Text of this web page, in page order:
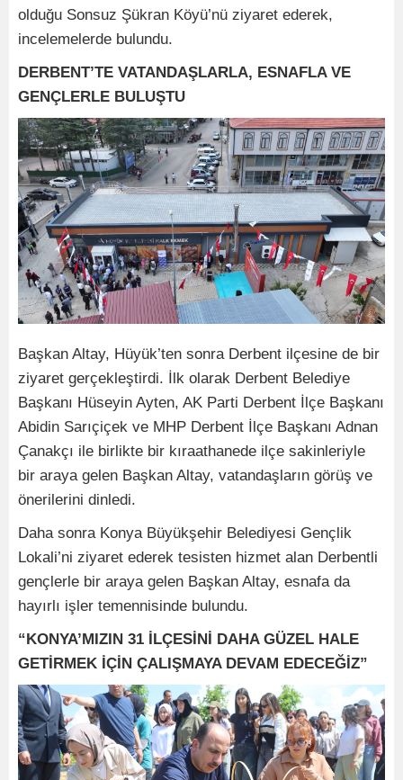
olduğu Sonsuz Şükran Köyü’nü ziyaret ederek,
incelemelerde bulundu.
DERBENT’TE VATANDAŞLARLA, ESNAFLA VE
GENÇLERLE BULUŞTU
Başkan Altay, Hüyük’ten sonra Derbent ilçesine de bir
ziyaret gerçekleştirdi. İlk olarak Derbent Belediye
Başkanı Hüseyin Ayten, AK Parti Derbent İlçe Başkanı
Abidin Sarıçiçek ve MHP Derbent İlçe Başkanı Adnan
Çanakçı ile birlikte bir kıraathanede ilçe sakinleriyle
bir araya gelen Başkan Altay, vatandaşların görüş ve
önerilerini dinledi.
Daha sonra Konya Büyükşehir Belediyesi Gençlik
Lokali’ni ziyaret ederek tesisten hizmet alan Derbentli
gençlerle bir araya gelen Başkan Altay, esnafa da
hayırlı işler temennisinde bulundu.
“KONYA’MIZIN 31 İLÇESİNİ DAHA GÜZEL HALE
GETİRMEK İÇİN ÇALIŞMAYA DEVAM EDECEĞİZ”